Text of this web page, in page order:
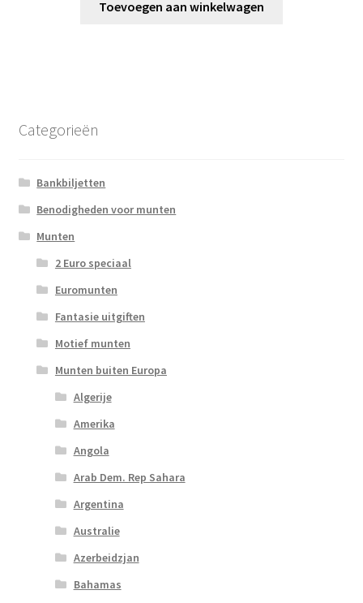
Toevoegen aan winkelwagen
Categorieën
Bankbiljetten
Benodigheden voor munten
Munten
2 Euro speciaal
Euromunten
Fantasie uitgiften
Motief munten
Munten buiten Europa
Algerije
Amerika
Angola
Arab Dem. Rep Sahara
Argentina
Australie
Azerbeidzjan
Bahamas